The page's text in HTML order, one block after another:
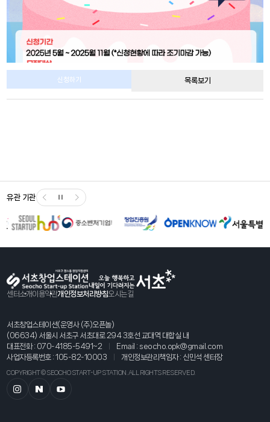
유관 기관
센터소개이용약관개인정보처리방침오시는길
서초창업스테이션(운영사 (주)오픈놀)
(06634) 서울시 서초구 서초대로 294 3호선 교대역 대합실 내
대표전화 : 070-4185-5491~2 Email : seocho.opk@gmail.com
사업자등록번호 : 105-82-10003
개인정보관리책임자 : 신민석 센터장
COPYRIGHT © SEOCHO START-UP STATION. ALL RIGHTS RESERVED.